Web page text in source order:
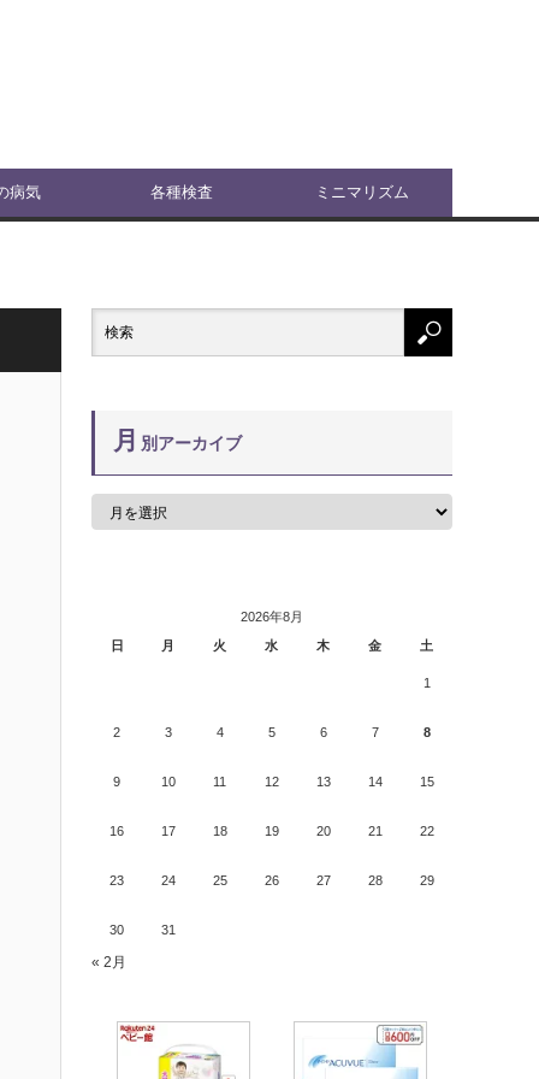
病気 各種検査 ミニマリズム
月 別アーカイブ
2026年8月
日
月 火 水 木 金 土
1
2 3 4 5 6 7 8
9 10 11 12 13 14 15
16 17 18 19 20 21 22
23 24 25 26 27 28 29
30 31
« 2月